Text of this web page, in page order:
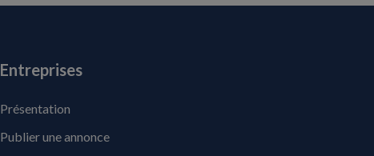
Entreprises
Présentation
Publier une annonce